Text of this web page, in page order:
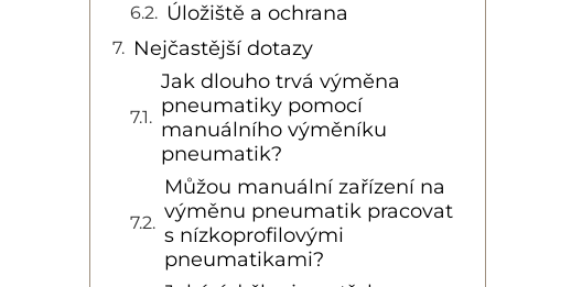
Úložiště a ochrana
Nejčastější dotazy
Jak dlouho trvá výměna
pneumatiky pomocí
manuálního výměníku
pneumatik?
Můžou manuální zařízení na
výměnu pneumatik pracovat
s nízkoprofilovými
pneumatikami?